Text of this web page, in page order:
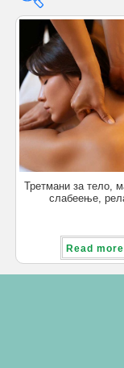
Product
Product
Product tags
Третмани за тело,
слабеење,
Read more